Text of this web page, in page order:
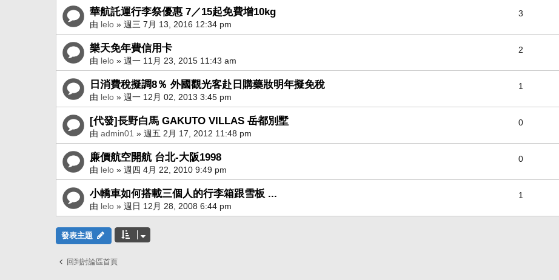
華航託運行李祭優惠 7／15起免費增10kg
由 lelo » 週三 7月 13, 2016 12:34 pm
3
樂天免年費信用卡
由 lelo » 週一 11月 23, 2015 11:43 am
2
日消費稅擬調8％ 外國觀光客赴日購藥妝明年擬免稅
由 lelo » 週一 12月 02, 2013 3:45 pm
1
[代發]長野白馬 GAKUTO VILLAS 岳都別墅
由 admin01 » 週五 2月 17, 2012 11:48 pm
0
廉價航空開航 台北-大阪1998
由 lelo » 週四 4月 22, 2010 9:49 pm
0
小轎車如何搭載三個人的行李箱跟雪板 ...
由 lelo » 週日 12月 28, 2008 6:44 pm
1
發表主題
回到討論區首頁